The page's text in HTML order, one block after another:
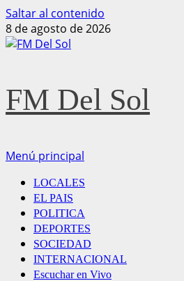
Saltar al contenido
8 de agosto de 2026
FM Del Sol
Menú principal
LOCALES
EL PAIS
POLITICA
DEPORTES
SOCIEDAD
INTERNACIONAL
Escuchar en Vivo